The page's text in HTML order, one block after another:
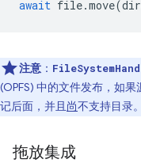
await file.move(
注意 ：
(OPFS) 中的文件发布，如
记后面，并且 尚不支持目录。
拖放集成